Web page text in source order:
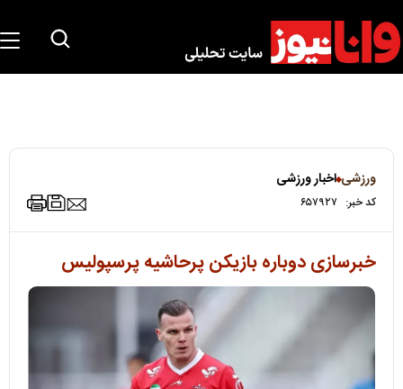
ورزشی اخبار ورزشی
کد خبر: ۶۵۷۹۲۷
خبرسازی دوباره بازیکن پرحاشیه پرسپولیس